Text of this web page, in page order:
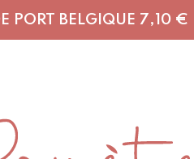
PORT BELGIQUE 7,10